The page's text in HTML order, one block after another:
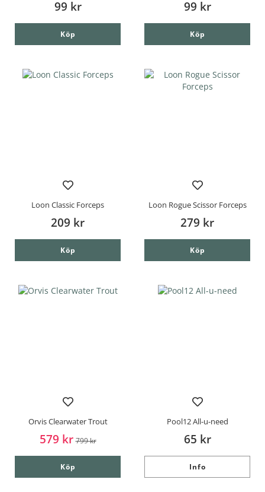
99 kr
Köp
99 kr
Köp
Loon Classic Forceps
209 kr
Köp
Loon Rogue Scissor Forceps
279 kr
Köp
Orvis Clearwater Trout
579 kr 799 kr
Köp
Pool12 All-u-need
65 kr
Info